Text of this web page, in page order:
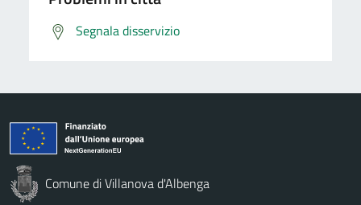
Segnala disservizio
Comune di Villanova d'Albenga